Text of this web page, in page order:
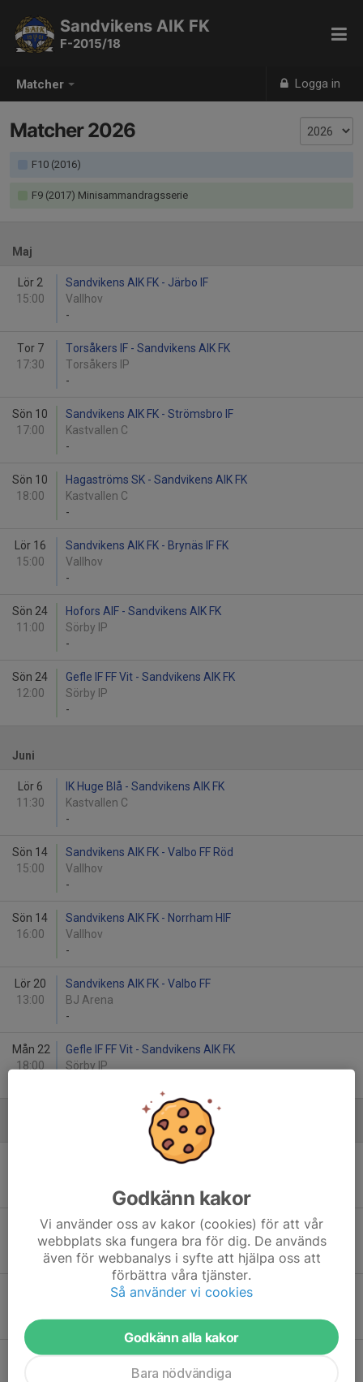
Matcher Logga in
Sandvikens AIK FK
F-2015/18
Matcher 2026
F10 (2016)
F9 (2017) Minisammandragsserie
Maj
Lör 2
15:00
Sandvikens AIK FK - Järbo IF
Vallhov
-
Tor 7
17:30
Torsåkers IF - Sandvikens AIK FK
Torsåkers IP
-
Sön 10
17:00
Sandvikens AIK FK - Strömsbro IF
Kastvallen C
-
Sön 10
18:00
Hagaströms SK - Sandvikens AIK FK
Kastvallen C
-
Lör 16
15:00
Sandvikens AIK FK - Brynäs IF FK
Vallhov
-
Sön 24
11:00
Hofors AIF - Sandvikens AIK FK
Sörby IP
-
Sön 24
12:00
Gefle IF FF Vit - Sandvikens AIK FK
Sörby IP
-
Juni
Lör 6
11:30
IK Huge Blå - Sandvikens AIK FK
Kastvallen C
-
Sön 14
15:00
Sandvikens AIK FK - Valbo FF Röd
Vallhov
-
Sön 14
16:00
Sandvikens AIK FK - Norrham HIF
Vallhov
-
Lör 20
13:00
Sandvikens AIK FK - Valbo FF
BJ Arena
-
Mån 22
18:00
Gefle IF FF Vit - Sandvikens AIK FK
Sörby IP
Älvkarleby IK Grön - Sandvikens AIK FK
Lör 15
12:00
IK Huge Vit - Sandvikens AIK FK
Kastvallen
-
Hille IF Gul - Sandvikens AIK FK
-
Sön 16
Sandvikens AIK FK - Gefle IF FF Blå
Godkänn kakor
Vi använder oss av kakor (cookies) för att vår
webbplats ska fungera bra för dig. De används
även för webbanalys i syfte att hjälpa oss att
förbättra våra tjänster.
Så använder vi cookies
Godkänn alla kakor
Bara nödvändiga